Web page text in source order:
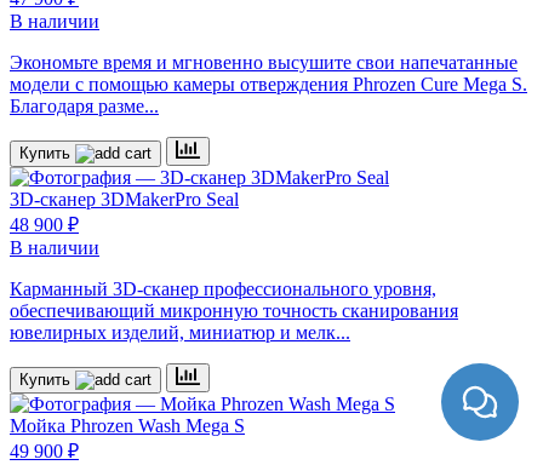
В наличии
Экономьте время и мгновенно высушите свои напечатанные
модели с помощью камеры отверждения Phrozen Cure Mega S.
Благодаря разме...
Купить
3D-сканер 3DMakerPro Seal
48 900 ₽
В наличии
Карманный 3D-сканер профессионального уровня,
обеспечивающий микронную точность сканирования
ювелирных изделий, миниатюр и мелк...
Купить
Мойка Phrozen Wash Mega S
49 900 ₽